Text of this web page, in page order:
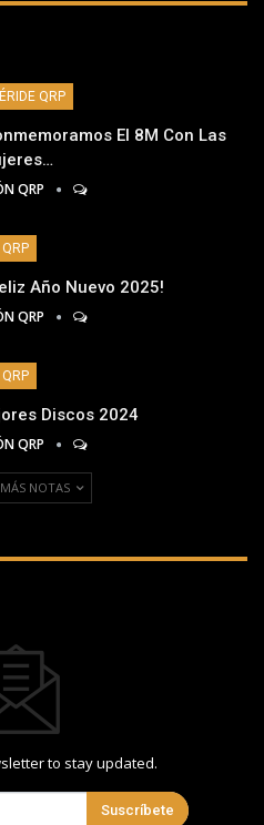
QRP
El 8M Con Las
QRP
QRP
Año Nuevo 2025!
QRP
QRP
Discos 2024
QRP
NOTAS
to stay updated.
Suscríbete